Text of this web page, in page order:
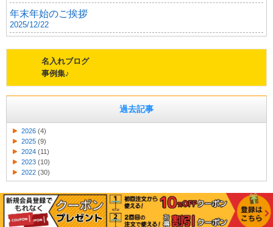
年末年始のご挨拶
2025/12/22
名入れブログ
事例集♪
過去記事
2026 (4)
2025 (9)
2024 (11)
2023 (10)
2022 (30)